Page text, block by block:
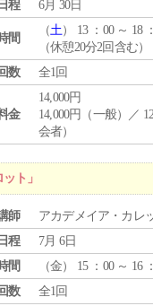
日程
6月 30日
間
（土） 13 ：00 ～ 18
（休憩20分2回含む）
数
全1回
金
14,000円
14,000円（一般）／
会者）
ト」
師
アカデメイア・カレ
日程
7月 6日
間
（金） 15 ：00 ～ 16
数
全1回